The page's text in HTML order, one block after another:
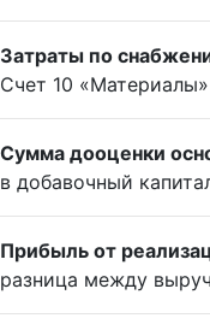
Затраты по
Счет 10 «Материалы»
Сумма дооценки
в добавочный
Прибыль от
разница между